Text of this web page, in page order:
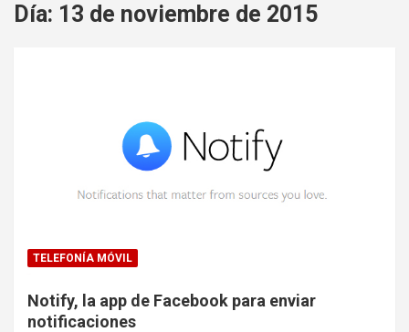
Día: 13 de noviembre de 2015
TELEFONÍA MÓVIL
Notify, la app de Facebook para enviar
notificaciones